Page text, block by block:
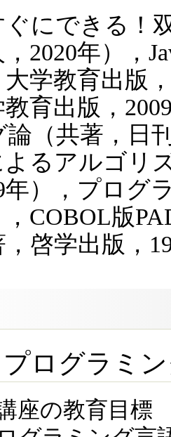
にできる！
2020年），
大学教育出版
育出版，
論（共著，日
よるアルゴリ
年），プログ
，COBOL版
啓学出版，
ログラミン
座の教育目標